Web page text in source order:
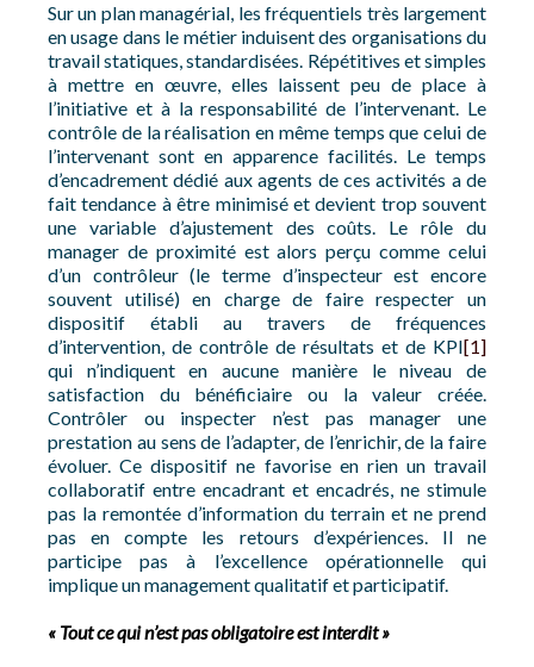
Sur un plan managérial, les fréquentiels très largement
en usage dans le métier induisent des organisations du
travail statiques, standardisées. Répétitives et simples
à mettre en œuvre, elles laissent peu de place à
l’initiative et à la responsabilité de l’intervenant. Le
contrôle de la réalisation en même temps que celui de
l’intervenant sont en apparence facilités. Le temps
d’encadrement dédié aux agents de ces activités a de
fait tendance à être minimisé et devient trop souvent
une variable d’ajustement des coûts. Le rôle du
manager de proximité est alors perçu comme celui
d’un contrôleur (le terme d’inspecteur est encore
souvent utilisé) en charge de faire respecter un
dispositif établi au travers de fréquences
d’intervention, de contrôle de résultats et de KPI[1]
qui n’indiquent en aucune manière le niveau de
satisfaction du bénéficiaire ou la valeur créée.
Contrôler ou inspecter n’est pas manager une
prestation au sens de l’adapter, de l’enrichir, de la faire
évoluer. Ce dispositif ne favorise en rien un travail
collaboratif entre encadrant et encadrés, ne stimule
pas la remontée d’information du terrain et ne prend
pas en compte les retours d’expériences. Il ne
participe pas à l’excellence opérationnelle qui
implique un management qualitatif et participatif.
« Tout ce qui n’est pas obligatoire est interdit »